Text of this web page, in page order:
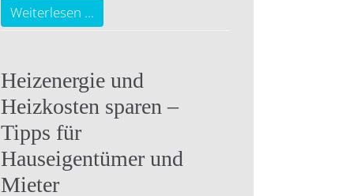
Weiterlesen ...
Heizenergie und
Heizkosten sparen –
Tipps für
Hauseigentümer und
Mieter